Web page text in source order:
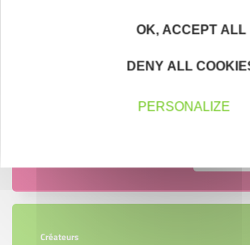
Créateurs
OK, ACCEPT ALL
DENY ALL
PERSONALIZE